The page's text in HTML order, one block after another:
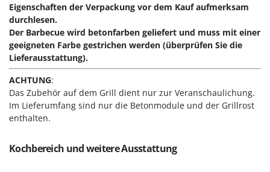
P
Palettengabeln für Traktoren
Pelletpressen
Pflüge für Traktor
Planierschilder für Traktoren
Plasmaschneider
Poolroboter
Poolstaubsauger
Forest Master
Francini
G
G3 Ferrari
Gardena
Garofalo
GeoTech
Gierre
Eigenschaften der Verpackung vor dem Kauf aufmerksam
durchlesen.
Der Barbecue wird betonfarben geliefert und muss mit einer
geeigneten Farbe gestrichen werden (überprüfen Sie die
Lieferausstattung).
ACHTUNG:
Das Zubehör auf dem Grill dient nur zur Veranschaulichung.
Im Lieferumfang sind nur die Betonmodule und der Grillrost
enthalten.
Kochbereich und weitere Ausstattung